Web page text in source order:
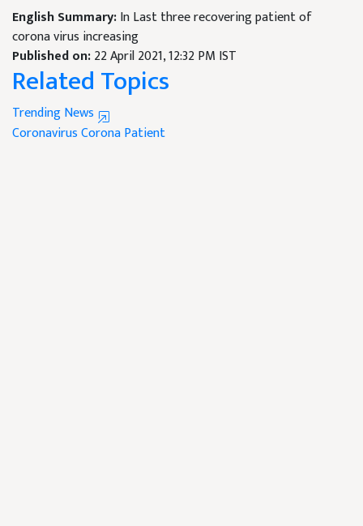
English Summary:In Last three recovering patient of
corona virus increasing
Published on:22 April 2021, 12:32 PM IST
Related Topics
Trending News
CoronavirusCorona Patient